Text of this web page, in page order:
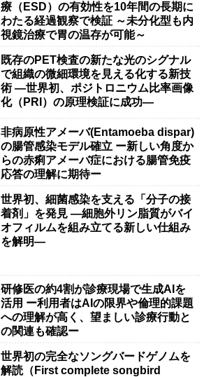
療（ESD）の有効性を10年間の長期に
わたる経過観察で検証 ～未分化型も内
視鏡治療で胃の温存が可能～
既存のPET検査の新たな光のシグナル
で組織の微細環境を見える化する新技
術 ―世界初、ポジトロニウム比率画像
化（PRI）の原理検証に成功―
非病原性アメーバ(Entamoeba dispar)
の腸管感染モデル確立 ー新しい角度か
らの赤痢アメーバ症における腸管免疫
応答の理解に期待ー
世界初、細菌感染を支える「分子の接
着剤」を発見 ―細胞外リン脂質がバイ
オフィルムを組み立てる新しい仕組み
を解明―
研修医の約4割が診療現場で生成AIを
活用 ー利用者はAIの限界や倫理的課題
への理解が高く、望ましい診療行動と
の関連も確認ー
世界初の完全なソングバードゲノムを
解読（First complete songbird